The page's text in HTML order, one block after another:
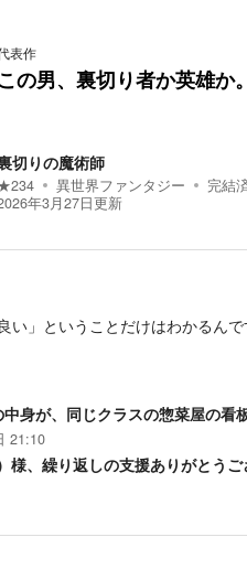
表作
この男、裏切り者か英雄か。
切りの魔術師
234 異世界ファンタジー 完結
年3月27日更新
」ということだけはわかるん
身が、同じクラスの惣菜屋の看
21:10
、繰り返しの支援ありがとうご